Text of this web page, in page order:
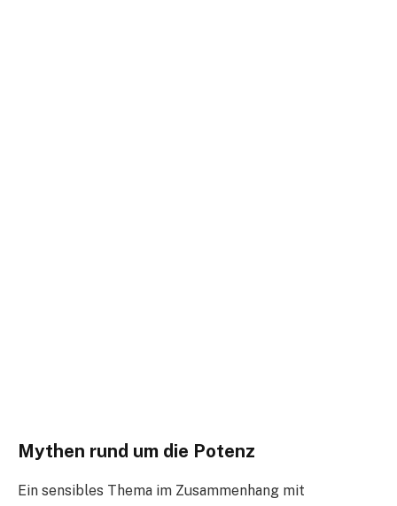
Mythen rund um die Potenz
Ein sensibles Thema im Zusammenhang mit